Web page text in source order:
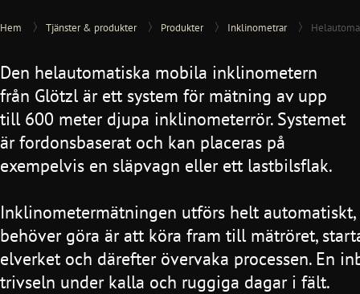
Hem Tjänster & produkter Produkter Inklinometrar
Den helautomatiska mobila inklinometern
från Glötzl är ett system för mätning av upp
till 600 meter djupa inklinometerrör. Systemet
är fordonsbaserat och kan placeras på
exempelvis en släpvagn eller ett lastbilsflak.
Inklinometermätningen utförs helt
behöver göra är att köra fram till mätröret,
elverket och därefter övervaka processen. En
trivseln under kalla och ruggiga dagar i fält.